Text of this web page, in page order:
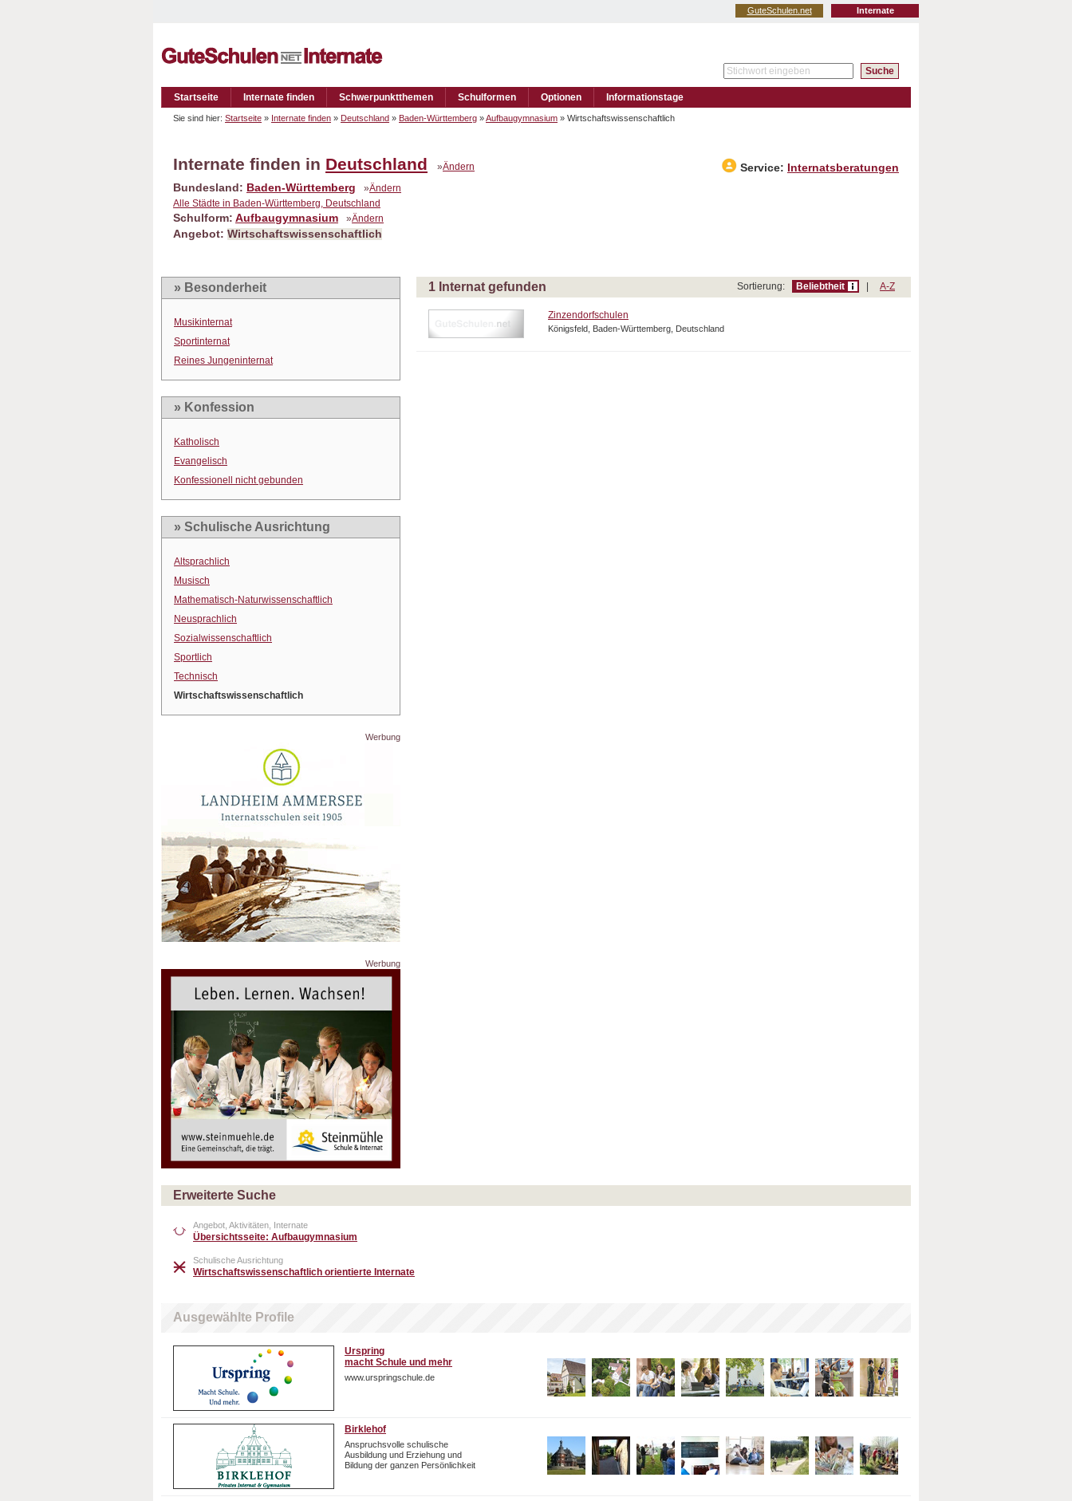
Internate
GuteSchulen.net
Startseite Internate finden Schwerpunktthemen Schulformen Optionen Informationstage
Sie sind hier: Startseite » Internate finden » Deutschland » Baden-Württemberg »Aufbaugymnasium » Wirtschaftswissenschaftlich
Internate finden in Deutschland »Ändern Service:
Internatsberatungen
Bundesland: Baden-Württemberg »Ändern
Alle Städte in Baden-Württemberg, Deutschland
Schulform: Aufbaugymnasium »Ändern
Angebot: Wirtschaftswissenschaftlich
» Besonderheit
Musikinternat
Sportinternat
Reines Jungeninternat
» Konfession
Katholisch
Evangelisch
Konfessionell nicht gebunden
» Schulische Ausrichtung
Altsprachlich
Musisch
Mathematisch-Naturwissenschaftlich
Neusprachlich
Sozialwissenschaftlich
Sportlich
Technisch
Wirtschaftswissenschaftlich
Werbung
Werbung
1 Internat gefunden Sortierung: Beliebtheit A-Z
Zinzendorfschulen
Königsfeld, Baden-Württemberg, Deutschland
Erweiterte Suche
Angebot, Aktivitäten, Internate
Übersichtsseite: Aufbaugymnasium
Schulische Ausrichtung
Wirtschaftswissenschaftlich orientierte Internate
Ausgewählte Profile
Urspring
macht Schule und mehr
www.urspringschule.de
Birklehof
Anspruchsvolle schulische
Ausbildung und Erziehung und
Bildung der ganzen Persönlichkeit